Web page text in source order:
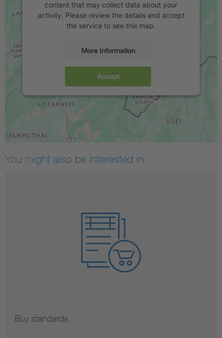
content that may collect data about your
activity. Please review the details and accept
the service to see this map.
More Information
Accept
You might also be interested in:
Buy standards